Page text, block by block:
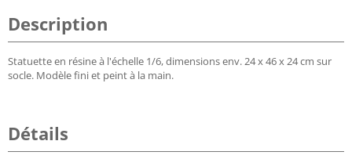
Description
Statuette en résine à l'échelle 1/6, dimensions env. 24 x 46 x 24 cm sur
socle. Modèle fini et peint à la main.
Détails